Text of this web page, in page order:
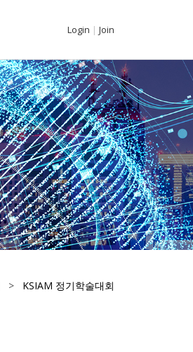
Login | Join
>KSIAM 정기학술대회